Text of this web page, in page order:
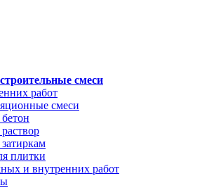
смеси
работ
смеси
плитки
и внутренних работ